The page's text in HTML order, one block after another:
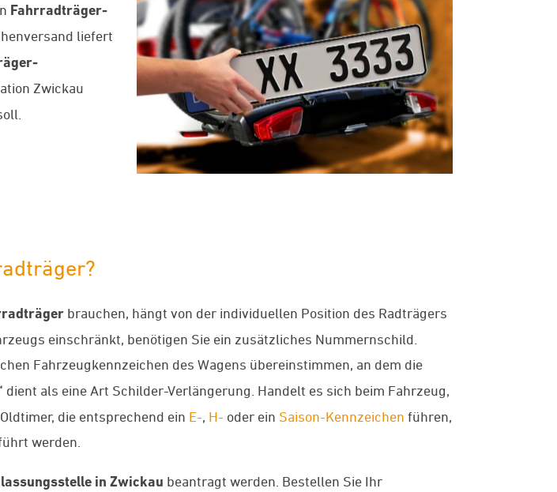
Fahrradträger-
liefert
Zwickau
brauchen, hängt von der individuellen Position des Radträgers
einschränkt, benötigen Sie ein zusätzliches Nummernschild.
Fahrzeugkennzeichen des Wagens übereinstimmen, an dem die
dient als eine Art Schilder-Verlängerung. Handelt es sich beim Fahrzeug,
die entsprechend ein E- H- oder ein Saison-Kennzeichen führen,
werden.
in Zwickau beantragt werden. Bestellen Sie Ihr